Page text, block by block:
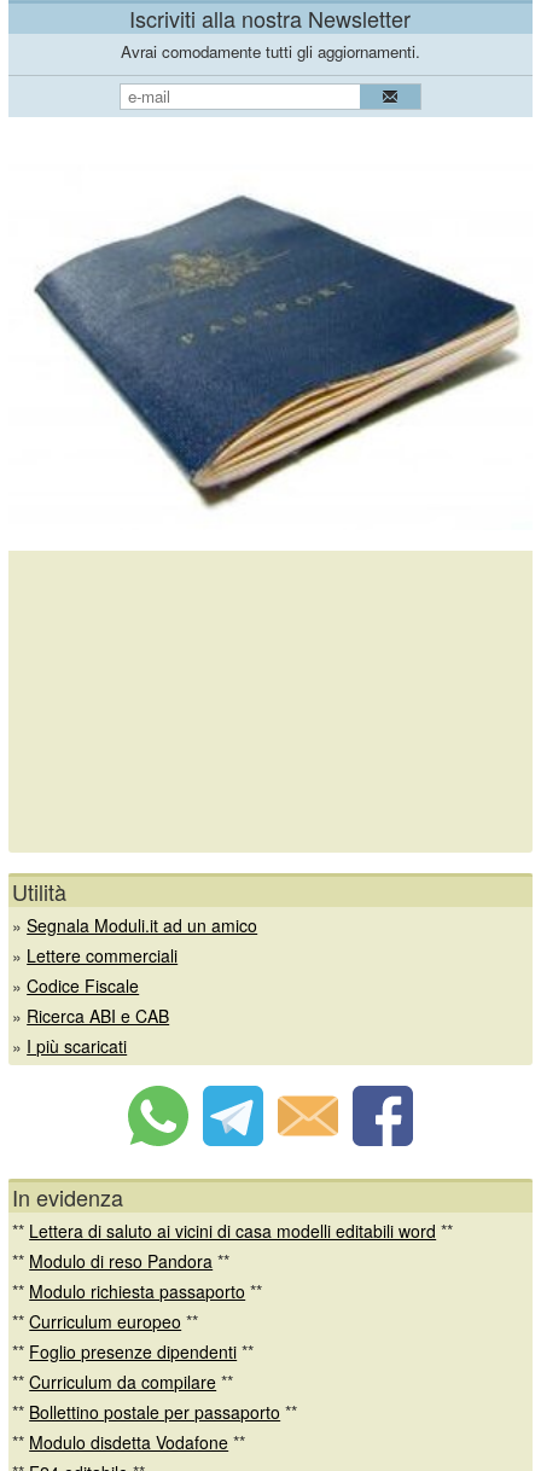
Iscriviti alla nostra Newsletter
Avrai comodamente tutti gli aggiornamenti.
Utilità
»Segnala Moduli.it ad un amico
» Lettere commerciali
»Codice Fiscale
» Ricerca ABI e CAB
» I più scaricati
In evidenza
** Lettera di saluto ai vicini di casa modelli editabili word **
** Modulo di reso Pandora **
** Modulo richiesta passaporto **
**Curriculum europeo **
** Foglio presenze dipendenti **
**Curriculum da compilare **
** Bollettino postale per passaporto **
** Modulo disdetta Vodafone **